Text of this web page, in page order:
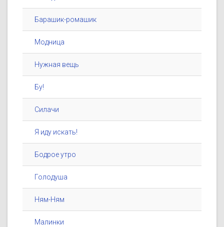
Барашик-ромашик
Модница
Нужная вещь
Бу!
Силачи
Я иду искать!
Бодрое утро
Голодуша
Ням-Ням
Малинки